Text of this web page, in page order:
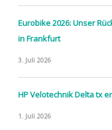
Eurobike 2026: Unser
in Frankfurt
3. Juli 2026
HP Velotechnik Delta tx
1. Juli 2026